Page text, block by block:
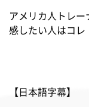
アメリカ人トレ
感したい人はコレ
【日本語字幕】